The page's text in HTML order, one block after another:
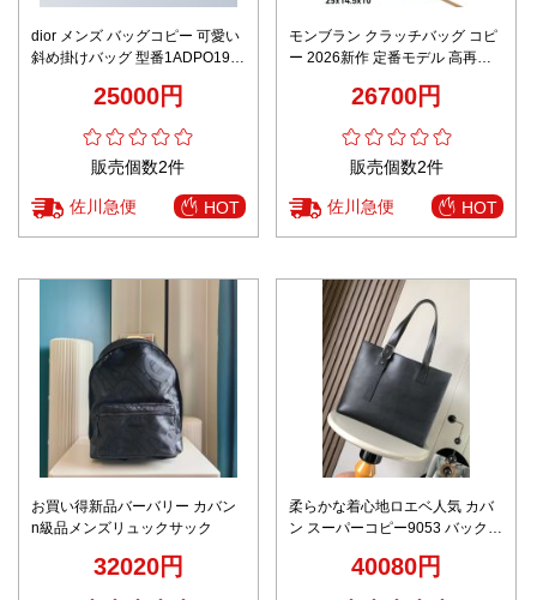
dior メンズ バッグコピー 可愛い
斜め掛けバッグ 型番1ADPO191
25000円
販売個数2件
佐川急便 HOT
モンブラン クラッチバッグ コピ
ー 2026新作 定番モデル 高再現
サイト 追跡可能26700円
販売個数2件
佐川急便 HOT
お買い得新品バーバリー カバン
n級品メンズリュックサック
32020円
柔らかな着心地ロエベ人気 カバ
ン スーパーコピー9053 バックル
40080円